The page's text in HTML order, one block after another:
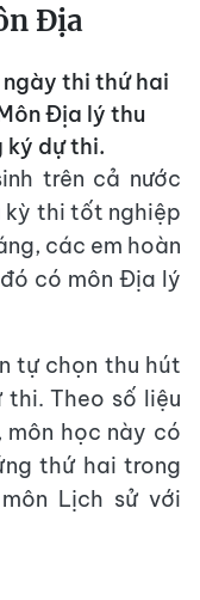
Địa
ngày thi thứ hai
Địa lý thu
ký dự thi.
trên cả nước
kỳ thi tốt nghiệp
các em hoàn
có môn Địa lý
tự chọn thu hút
Theo số liệu
học này có
thứ hai trong
Lịch sử với